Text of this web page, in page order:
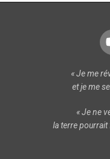
« Je me
et je me
« Je ne
la terre pourrait